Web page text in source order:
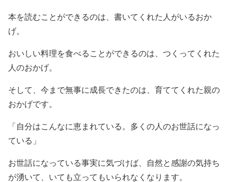
本を読むことができるのは、書いてくれた人がいるおか
げ。
おいしい料理を食べることができるのは、つくってくれた
人のおかげ。
そして、今まで無事に成長できたのは、育ててくれた親の
おかげです。
「自分はこんなに恵まれている。多くの人のお世話になっ
ている」
お世話になっている事実に気づけば、自然と感謝の気持ち
が湧いて、いても立ってもいられなくなります。